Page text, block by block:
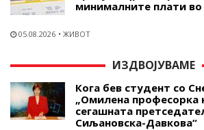
минималните плати во
05.08.2026 ЖИВОТ
ИЗДВОЈУВАМЕ
Кога бев студент со
„Омилена професорка
сегашната
Сиљановска-Давкова“